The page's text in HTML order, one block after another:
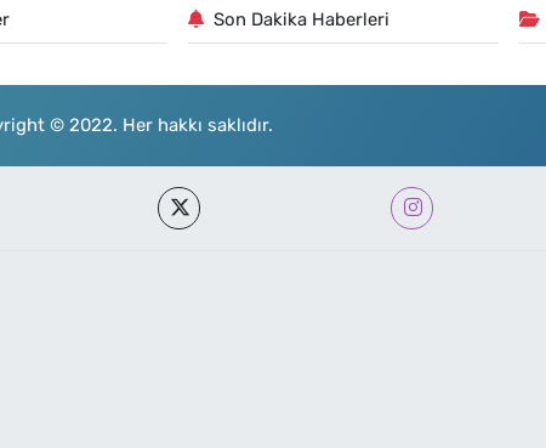
Son Dakika Haberleri
© 2022. Her hakkı saklıdır.